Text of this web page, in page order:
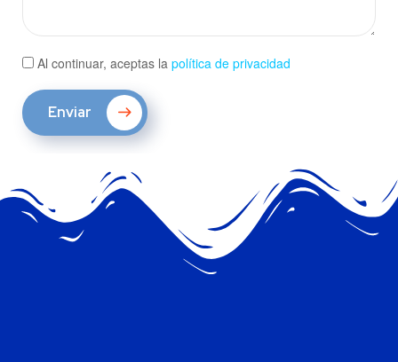
Al continuar, aceptas la política de privacidad
Enviar